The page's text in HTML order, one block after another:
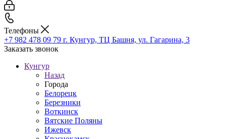
Телефоны
+7 982 478 09 79 г. Кунгур, ТЦ Башня, ул. Гагарина, 3
Заказать звонок
Кунгур
Назад
Города
Белорецк
Березники
Воткинск
Вятские Поляны
Ижевск